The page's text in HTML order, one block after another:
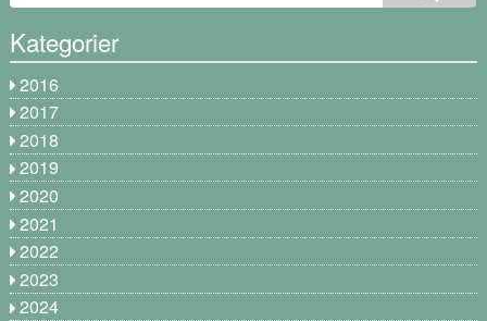
Kategorier
2016
2017
2018
2019
2020
2021
2022
2023
2024